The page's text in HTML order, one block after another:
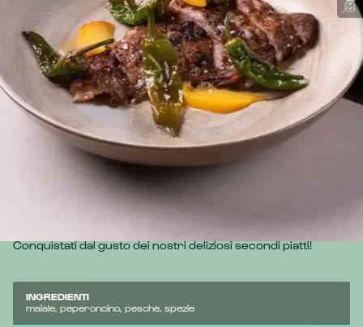
Tenera Pluma di Maialino Iberico marinata Cajun, con
friggitelli, pesche caramellate e salsa di pesche.
Conquistati dal gusto dei nostri deliziosi secondi piatti!
INGREDIENTI
maiale, peperoncino, pesche, spezie